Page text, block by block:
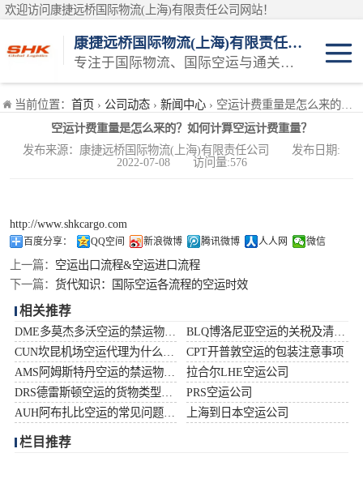
欢迎访问康捷远桥国际物流(上海)有限责任公司网站！
康捷远桥国际物流(上海)有限责任公司
专注于国际物流、国际空运与通关一体化一站式物流服务商
当前位置： 首页 › 公司动态 › 新闻中心 › 空运计费重量是怎么来的？如何计算空运计费重量？
空运计费重量是怎么来的？如何计算空运计费重量？
发布来源：康捷远桥国际物流(上海)有限责任公司 发布日期:
2022-07-08 访问量:576
http://www.shkcargo.com
百度分享： QQ空间 新浪微博 腾讯微博 人人网 微信
上一篇： 空运出口流程&空运进口流程
下一篇： 货代知识：国际空运各流程的空运时效
相关推荐
CPT开普敦空运的包装注意事项
拉合尔LHE空运公司
PRS空运公司
上海到日本空运公司
栏目推荐
日本空运
韩国空运
印度空运
巴基斯坦空运
澳大利亚空运
俄罗斯空运
加拿大空运
伊朗空运